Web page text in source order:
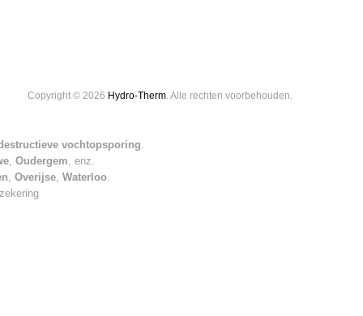
Copyright © 2026 Hydro-Therm. Alle rechten voorbehouden.
vochtopsporing.
, Oudergem, enz.
, Overijse, Waterloo.